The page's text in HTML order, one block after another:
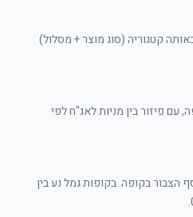
קטגוריה (סוג מוצר + מסלול)
פיזור בין מניות לאג"ח לפי
בקופה. בקופות גמל נע בין